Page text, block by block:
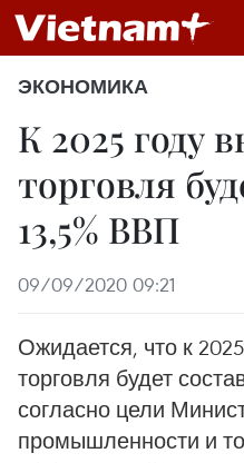
ЭКОНОМИКА
К 2025 году
торговля
13,5% ВВП
09/09/2020 09:21
Ожидается, что к
торговля будет
согласно цели
промышленности и